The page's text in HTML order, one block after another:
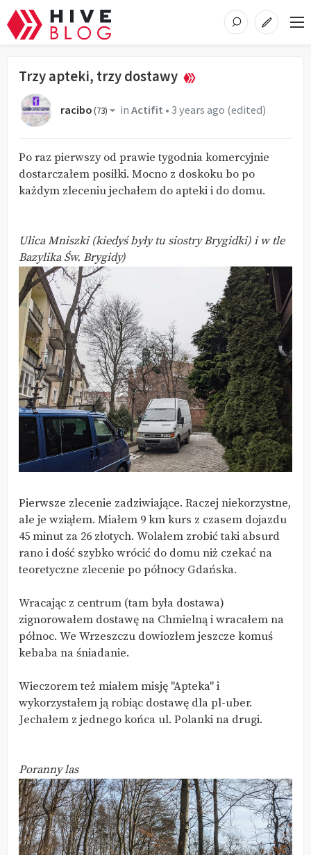
Trzy apteki, trzy dostawy
racibo(73) inActifit •3 years ago (edited)
Po raz pierwszy od prawie tygodnia komercyjnie
dostarczałem posiłki. Mocno z doskoku bo po
każdym zleceniu jechałem do apteki i do domu.
Ulica Mniszki (kiedyś były tu siostry Brygidki) i w tle
Bazylika Św. Brygidy)
Pierwsze zlecenie zadziwiające. Raczej niekorzystne,
ale je wziąłem. Miałem 9 km kurs z czasem dojazdu
45 minut za 26 złotych. Wolałem zrobić taki absurd
rano i dość szybko wrócić do domu niż czekać na
teoretyczne zlecenie po północy Gdańska.
Wracając z centrum (tam była dostawa)
zignorowałem dostawę na Chmielną i wracałem na
północ. We Wrzeszczu dowiozłem jeszcze komuś
kebaba na śniadanie.
Wieczorem też miałem misję "Apteka" i
wykorzystałem ją robiąc dostawę dla pl-uber.
Jechałem z jednego końca ul. Polanki na drugi.
Poranny las